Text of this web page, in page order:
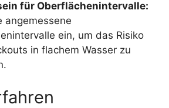
für Oberflächenintervalle:
angemessene
ein, um das Risiko
in flachem Wasser zu